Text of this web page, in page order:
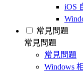
iOS
常見問題
常見問題
常見問題
Windows